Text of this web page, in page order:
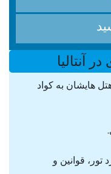
آنتالیا
هایشان به کواد
قوانین و